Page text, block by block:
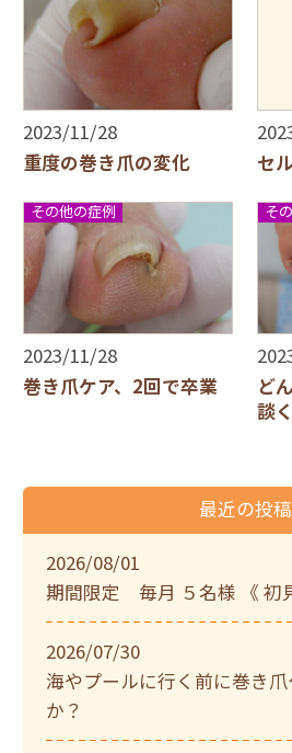
2023/11/28
重度の巻き爪の変化
セ
その他の症例
2023/11/28
巻き爪ケア、2回で卒業
そ
ど
談
最近の投稿
2026/08/01
期間限定 毎月 ５名様 《 初
2026/07/30
海やプールに行く前に巻き
か？